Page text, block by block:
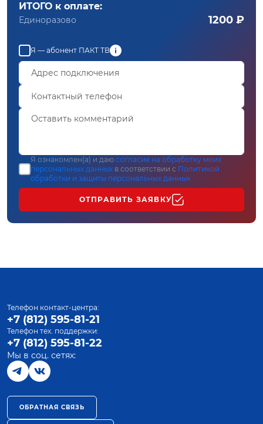
ИТОГО к оплате:
Единоразово 1200 ₽
Я — абонент ПАКТ ТВ
Я ознакомлен(а) и даю согласие на обработку моих
персональных данных в соответствии с Политикой
обработки и защиты персональных данных
ОТПРАВИТЬ ЗАЯВКУ
Телефон контакт-центра:
+7 (812) 595-81-21
Телефон тех. поддержки:
+7 (812) 595-81-22
Мы в соц. сетях:
ОБРАТНАЯ СВЯЗЬ